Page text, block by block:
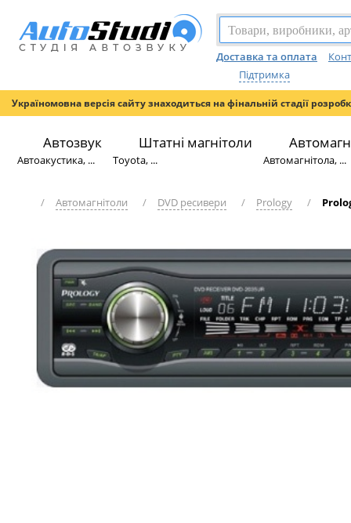
Доставка та оплата
Підтримка
Україномовна версія сайту знаходиться на фінальній стадії
Автозвук
Автоакустика, ...
Штатні магнітоли
Toyota, ... Автомагнітола, ...
/ Автомагнітоли / DVD ресивери / Prology /